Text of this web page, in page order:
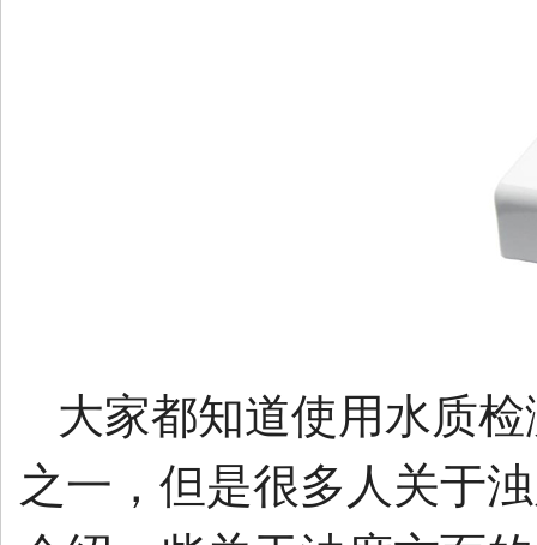
大家都知道使用水质
之一，但是很多人关于